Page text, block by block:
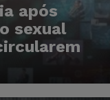
após
sexual